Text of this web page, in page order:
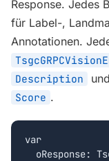
Response. Jedes
für Label-,
Annotationen.
Description
Score .
var
oResponse: